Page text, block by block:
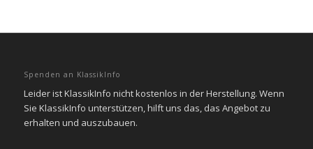
Spenden an KlassikInfo
Leider ist KlassikInfo nicht kostenlos in der Herstellung. Wenn
Sie KlassikInfo unterstützen, hilft uns das, das Angebot zu
erhalten und auszubauen.